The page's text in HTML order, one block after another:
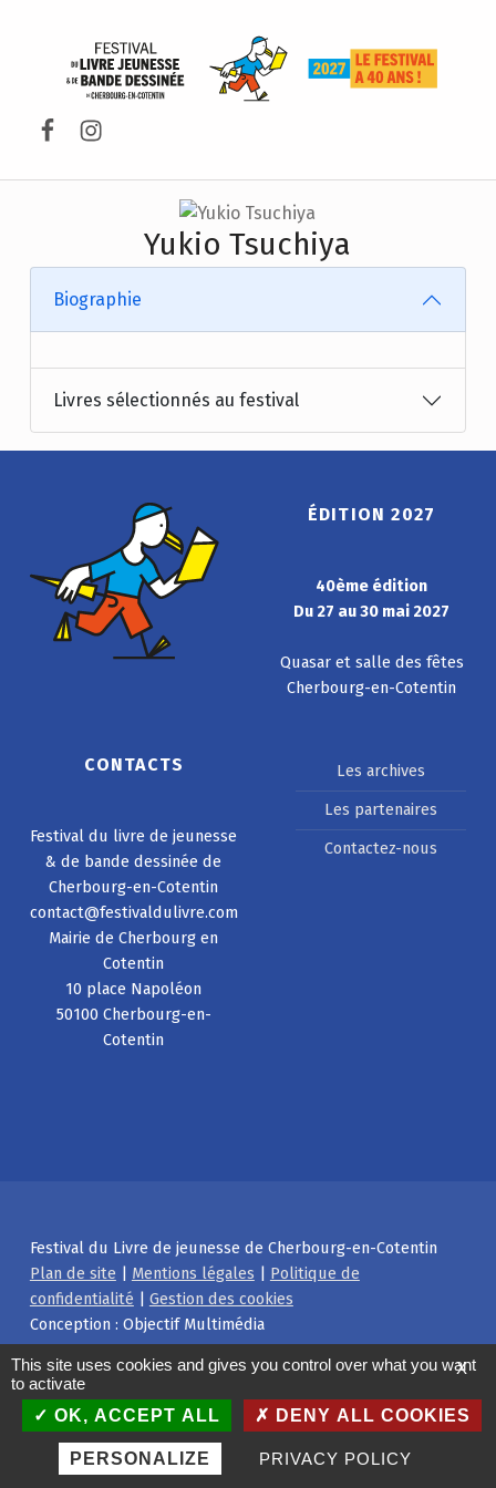
MENU
Facebook
Instagram
Yukio Tsuchiya
Biographie
Livres sélectionnés au festival
ÉDITION 2027
40ème édition
Du 27 au 30 mai 2027
Quasar et salle des fêtes
Cherbourg-en-Cotentin
CONTACTS
Festival du livre de jeunesse
& de bande dessinée de
Cherbourg-en-Cotentin
contact@festivaldulivre.com
Mairie de Cherbourg en
Cotentin
10 place Napoléon
50100 Cherbourg-en-
Cotentin
Les archives
Les partenaires
Contactez-nous
Festival du Livre de jeunesse de Cherbourg-en-Cotentin
Plan de site | Mentions légales | Politique de
confidentialité | Gestion des cookies
Conception : Objectif Multimédia
Facebook
Instagram
Back to top ↑ X
This site uses cookies and gives you control over what you want
to activate
OK, ACCEPT ALL
DENY ALL COOKIES
PERSONALIZE PRIVACY POLICY